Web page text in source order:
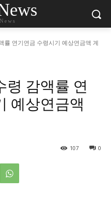
률 연기연금 수령시기 예상연금액 계
령 감액률 연
예상연금액
0
107